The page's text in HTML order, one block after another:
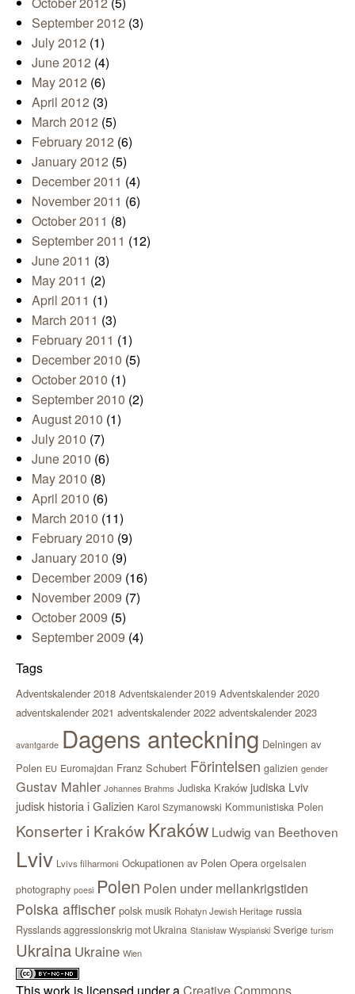
September 2012 (3)
July 2012 (1)
June 2012 (4)
May 2012 (6)
April 2012 (3)
March 2012 (5)
February 2012 (6)
January 2012 (5)
December 2011 (4)
November 2011 (6)
October 2011 (8)
September 2011 (12)
June 2011 (3)
May 2011 (2)
April 2011 (1)
March 2011 (3)
February 2011 (1)
December 2010 (5)
October 2010 (1)
September 2010 (2)
August 2010 (1)
July 2010 (7)
June 2010 (6)
May 2010 (8)
April 2010 (6)
March 2010 (11)
February 2010 (9)
January 2010 (9)
December 2009 (16)
November 2009 (7)
October 2009 (5)
September 2009 (4)
Tags
Adventskalender 2018 Adventskalender 2019 Adventskalender 2020
adventskalender 2021 adventskalender 2022 adventskalender 2023
avantgarde Dagens anteckning Delningen av
Polen EU Euromajdan Franz Schubert Förintelsen galizien gender
Gustav Mahler Johannes Brahms Judiska Kraków judiska Lviv
judisk historia i Galizien Karol Szymanowski Kommunistiska Polen
Konserter i KrakówKraków Ludwig van Beethoven
Lviv Lvivs filharmoni Ockupationen av Polen Opera orgelsalen
photography poesi Polen Polen under mellankrigstiden
Polska affischer polsk musik Rohatyn Jewish Heritage russia
Rysslands aggressionskrig mot Ukraina Stanisław Wyspiański Sverige turism
Ukraina Ukraine Wien